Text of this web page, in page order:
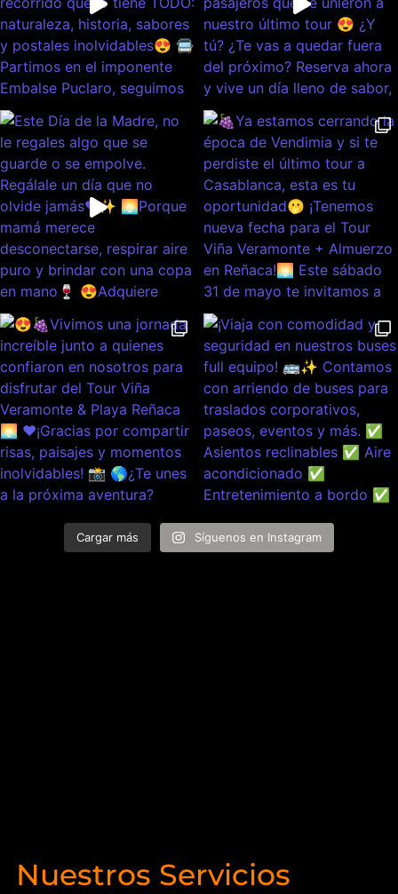
Cargar más Síguenos en Instagram
Nuestros Servicios